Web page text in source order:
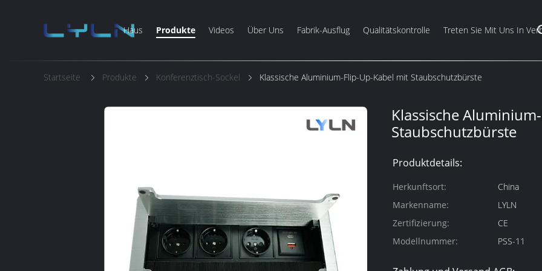
Haus Produkte Videos Über Uns Fabrik-Ausflug Qualitätskontrolle Treten Sie Mit Uns In
Startseite Produkte Konferenztisch-Sockel Klassische Aluminium-Flip-Up-Kabel mit Staubschutzbürste
Klassische
Staubschutzbürste
Produktdetails:
Herkunftsort:
China
Markenname:
LYLN
Zertifizierung:
CE
Modellnummer:
PSS-11